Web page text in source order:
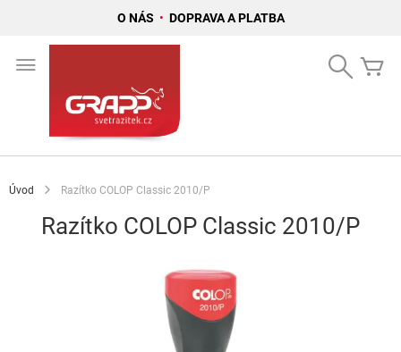
O NÁS • DOPRAVA A PLATBA
Search
Úvod Razítko COLOP Classic 2010/P
Razítko COLOP Classic 2010/P